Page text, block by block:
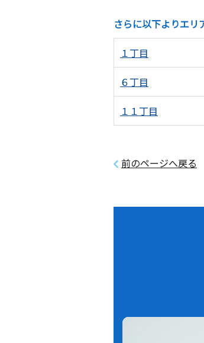
さらに以下よりエリ
１丁目
６丁目
１１丁目
前のページへ戻る